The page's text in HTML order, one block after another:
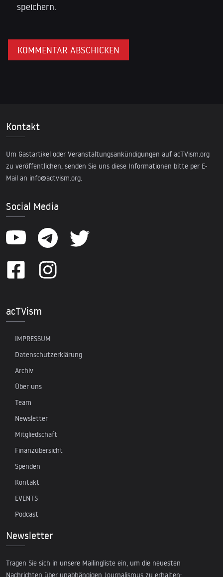
speichern.
Kontakt
Um Gastartikel oder Veranstaltungsankündigungen auf acTVism.org
zu veröffentlichen, senden Sie uns diese Informationen bitte per E-
Mail an info@actvism.org.
Social Media
acTVism
IMPRESSUM
Datenschutzerklärung
Archiv
Über uns
Team
Newsletter
Mitgliedschaft
Finanzübersicht
Spenden
Kontakt
EVENTS
Podcast
Newsletter
Tragen Sie sich in unsere Mailingliste ein, um die neuesten
Nachrichten über unabhängigen Journalismus zu erhalten: